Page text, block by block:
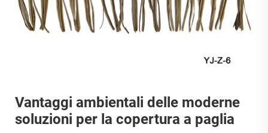
Vantaggi ambientali delle moderne
soluzioni per la copertura a paglia